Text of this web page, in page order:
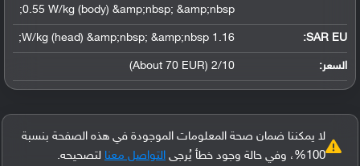
0.55 W/kg (body) &amp;nbsp; &amp;nbsp;
SAR EU:
1.16 W/kg (head) &amp;nbsp; &amp;nbsp;
السعر: 2/10 (About 70 EUR)
لا يمكننا ضمان صحة المعلومات الموجودة في هذه الصفحة بنسبة
100%، وفي حالة وجود خطأ يُرجى
التواصل معنا لتصحيحه.